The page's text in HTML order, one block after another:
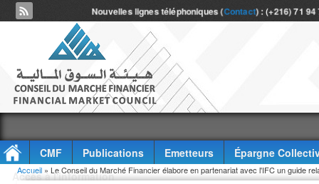
Nouvelles lignes téléphoniques (Contact) : (+216) 71
CMF Publications Emetteurs
Épargne
Accès à l'information
Vous êtes ici
Accueil » Le Conseil du Marché Financier élabore en partenariat avec l'IFC un guide